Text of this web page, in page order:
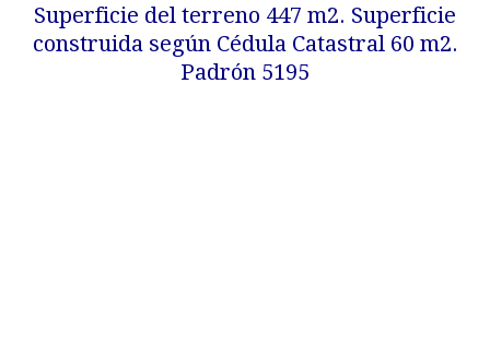
Superficie del terreno 447 m2. Superficie
construida según Cédula Catastral 60 m2.
Padrón 5195